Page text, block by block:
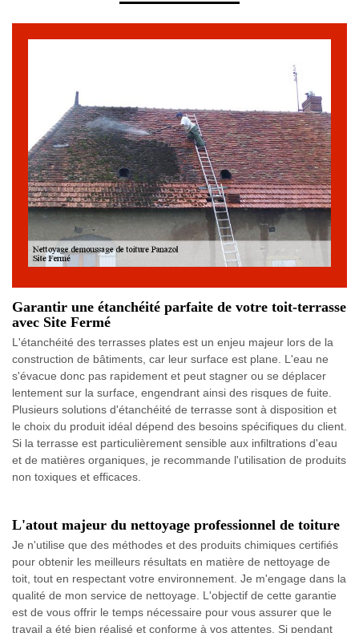
Garantir une étanchéité parfaite de votre toit-terrasse
avec Site Fermé
L'étanchéité des terrasses plates est un enjeu majeur lors de la
construction de bâtiments, car leur surface est plane. L'eau ne
s'évacue donc pas rapidement et peut stagner ou se déplacer
lentement sur la surface, engendrant ainsi des risques de fuite.
Plusieurs solutions d'étanchéité de terrasse sont à disposition et
le choix du produit idéal dépend des besoins spécifiques du client.
Si la terrasse est particulièrement sensible aux infiltrations d'eau
et de matières organiques, je recommande l'utilisation de produits
non toxiques et efficaces.
L'atout majeur du nettoyage professionnel de toiture
Je n'utilise que des méthodes et des produits chimiques certifiés
pour obtenir les meilleurs résultats en matière de nettoyage de
toit, tout en respectant votre environnement. Je m'engage dans la
qualité de mon service de nettoyage. L'objectif de cette garantie
est de vous offrir le temps nécessaire pour vous assurer que le
travail a été bien réalisé et conforme à vos attentes. Si pendant